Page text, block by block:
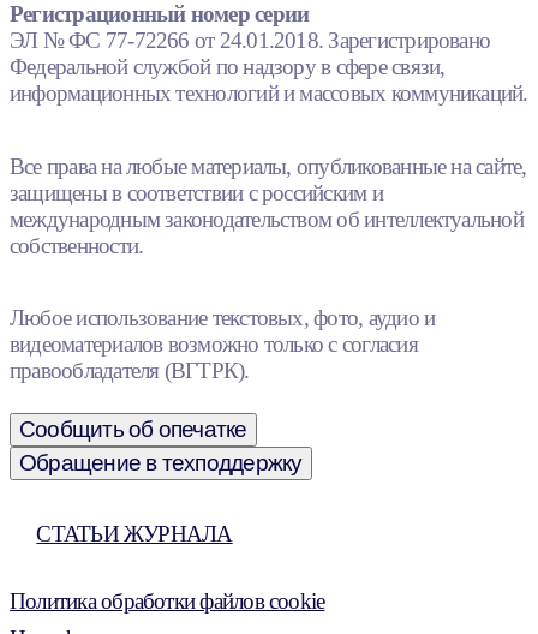
Регистрационный номер серии
ЭЛ № ФС 77-72266 от 24.01.2018. Зарегистрировано
Федеральной службой по надзору в сфере связи,
информационных технологий и массовых коммуникаций.
Все права на любые материалы, опубликованные на сайте,
защищены в соответствии с российским и
международным законодательством об интеллектуальной
собственности.
Любое использование текстовых, фото, аудио и
видеоматериалов возможно только с согласия
правообладателя (ВГТРК).
Сообщить об опечатке
Обращение в техподдержку
СТАТЬИ ЖУРНАЛА
Политика обработки файлов cookie